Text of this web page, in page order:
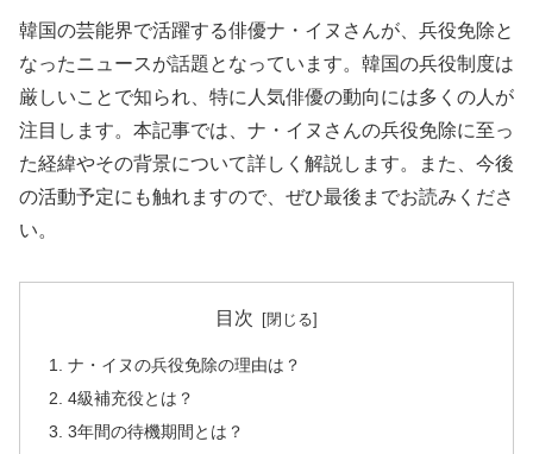
韓国の芸能界で活躍する俳優ナ・イヌさんが、兵役免除と
なったニュースが話題となっています。韓国の兵役制度は
厳しいことで知られ、特に人気俳優の動向には多くの人が
注目します。本記事では、ナ・イヌさんの兵役免除に至っ
た経緯やその背景について詳しく解説します。また、今後
の活動予定にも触れますので、ぜひ最後までお読みくださ
い。
目次
ナ・イヌの兵役免除の理由は？
4級補充役とは？
3年間の待機期間とは？